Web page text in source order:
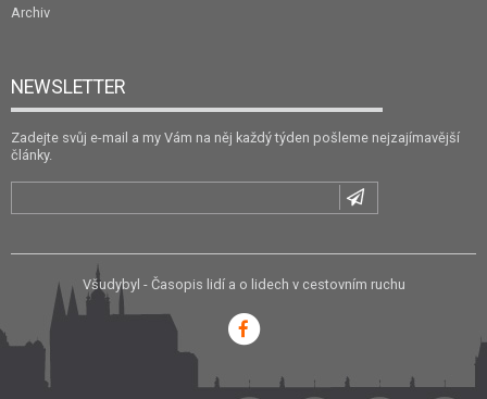
Archiv
NEWSLETTER
Zadejte svůj e-mail a my Vám na něj každý týden pošleme nejzajímavější
články.
Všudybyl - Časopis lidí a o lidech v cestovním ruchu